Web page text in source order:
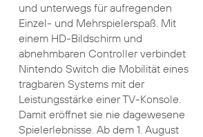
und unterwegs für aufregenden
Einzel- und Mehrspielerspaß. Mit
einem HD-Bildschirm und
abnehmbaren Controller verbindet
Nintendo Switch die Mobilität eines
tragbaren Systems mit der
Leistungsstärke einer TV-Konsole.
Damit eröffnet sie nie dagewesene
Spielerlebnisse. Ab dem 1. August